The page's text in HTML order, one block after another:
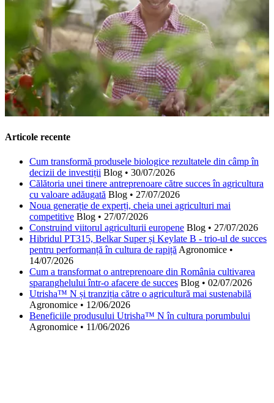
Articole recente
Cum transformă produsele biologice rezultatele din câmp în
decizii de investiții Blog • 30/07/2026
Călătoria unei tinere antreprenoare către succes în agricultura
cu valoare adăugată Blog • 27/07/2026
Noua generație de experți, cheia unei agriculturi mai
competitive Blog • 27/07/2026
Construind viitorul agriculturii europene Blog • 27/07/2026
Hibridul PT315, Belkar Super și Keylate B - trio-ul de succes
pentru performanță în cultura de rapiță Agronomice •
14/07/2026
Cum a transformat o antreprenoare din România cultivarea
sparanghelului într-o afacere de succes Blog • 02/07/2026
Utrisha™ N și tranziția către o agricultură mai sustenabilă
Agronomice • 12/06/2026
Beneficiile produsului Utrisha™ N în cultura porumbului
Agronomice • 11/06/2026